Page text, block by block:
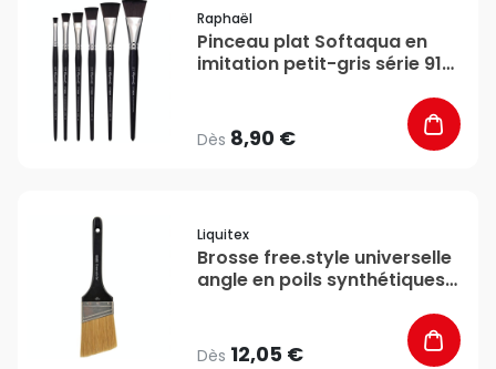
Raphaël
Pinceau plat Softaqua en
imitation petit-gris série 915
Dès 8,90 €
Liquitex
Brosse free.style universelle
angle en poils synthétiques -
Dès 12,05 €